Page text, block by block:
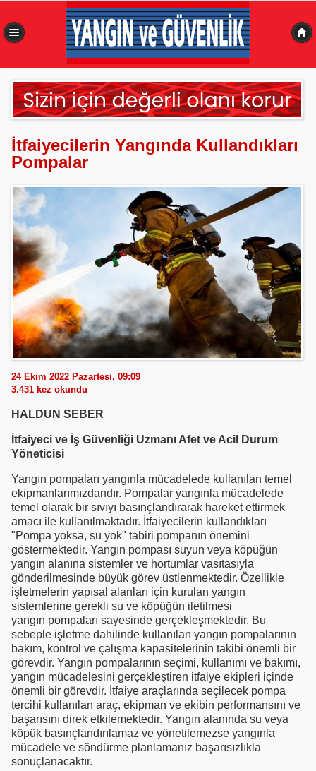
İtfaiyecilerin Yangında Kullandıkları
Pompalar
24 Ekim 2022 Pazartesi, 09:09
3.431 kez okundu
HALDUN SEBER
İtfaiyeci ve İş Güvenliği Uzmanı Afet ve Acil Durum
Yöneticisi
Yangın pompaları yangınla mücadelede kullanılan temel
ekipmanlarımızdandır. Pompalar yangınla mücadelede
temel olarak bir sıvıyı basınçlandırarak hareket ettirmek
amacı ile kullanılmaktadır. İtfaiyecilerin kullandıkları
"Pompa yoksa, su yok" tabiri pompanın önemini
göstermektedir. Yangın pompası suyun veya köpüğün
yangın alanına sistemler ve hortumlar vasıtasıyla
gönderilmesinde büyük görev üstlenmektedir. Özellikle
işletmelerin yapısal alanları için kurulan yangın
sistemlerine gerekli su ve köpüğün iletilmesi
yangın pompaları sayesinde gerçekleşmektedir. Bu
sebeple işletme dahilinde kullanılan yangın pompalarının
bakım, kontrol ve çalışma kapasitelerinin takibi önemli bir
görevdir. Yangın pompalarının seçimi, kullanımı ve bakımı,
yangın mücadelesini gerçekleştiren itfaiye ekipleri içinde
önemli bir görevdir. İtfaiye araçlarında seçilecek pompa
tercihi kullanılan araç, ekipman ve ekibin performansını ve
başarısını direk etkilemektedir. Yangın alanında su veya
köpük basınçlandırılamaz ve yönetilemezse yangınla
mücadele ve söndürme planlamanız başarısızlıkla
sonuçlanacaktır.
0,074 sn